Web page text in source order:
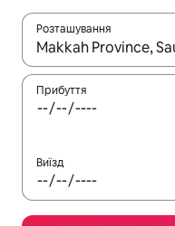
Розташування
Отримавши результати
Прибуття
Виїзд